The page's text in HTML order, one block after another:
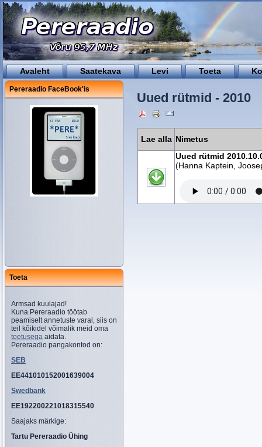
Avaleht Saatekava Levi Toeta
Pereraadio FaceBook'is
Toeta
Armsad kuulajad!
Kuna Pereraadio töötab
peamiselt annetuste varal, siis on
teil kõikidel võimalik meid oma
toetusega aidata.
Pereraadio pangakontod on:
SEB
EE441010152001639004
Swedbank
EE192200221018315540
Saajaks märkige:
Tartu Pereraadio Ühing
Uued rütmid - 2010
Lae alla Nimetus
Uued rütmid
(Hanna Kaptein,